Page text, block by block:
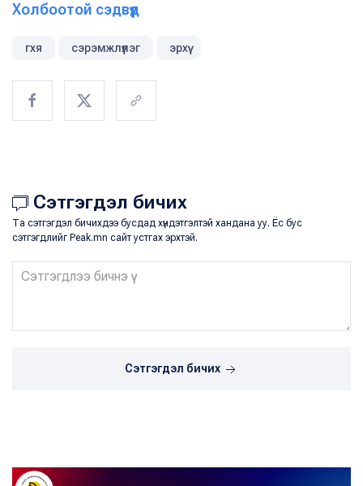
Холбоотой сэдвүүд
гхя сэрэмжлүүлэг эрхүү
Сэтгэгдэл бичих
Та сэтгэгдэл бичихдээ бусдад хүндэтгэлтэй хандана уу. Ёс бус
сэтгэгдлийг Peak.mn сайт устгах эрхтэй.
Сэтгэгдэл бичих